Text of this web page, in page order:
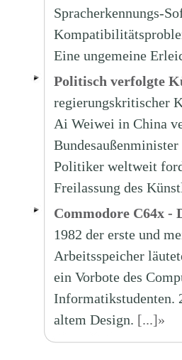
Spracherkennungs-
Eine ungemeine
Politisch verfolgte
regierungskritischer
Ai Weiwei in China
Politiker weltweit
Freilassung des
Commodore C64x -
1982 der erste und
Arbeitsspeicher
ein Vorbote des
Informatikstudenten.
altem Design. [...]»